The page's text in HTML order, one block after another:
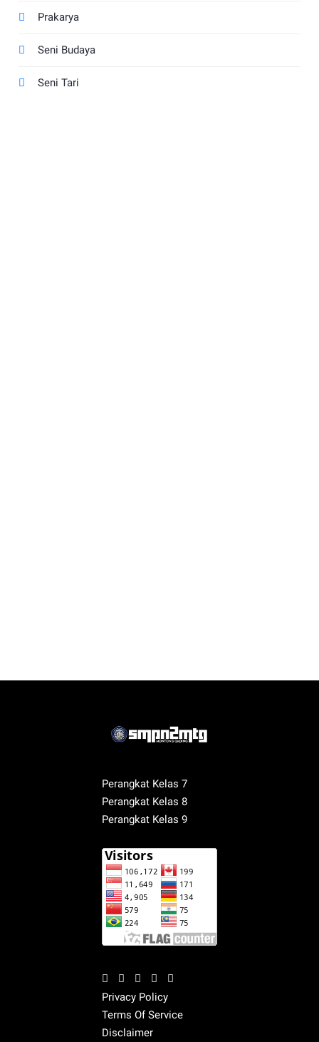
Prakarya
Seni Budaya
Seni Tari
Perangkat Kelas 7
Perangkat Kelas 8
Perangkat Kelas 9
Privacy Policy
Terms Of Service
Disclaimer